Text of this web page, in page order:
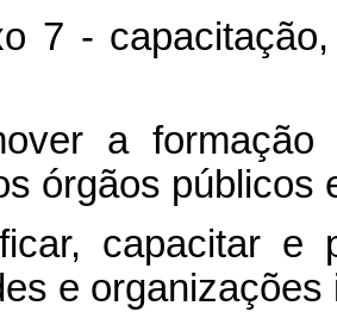
7 -
a
órgãos públicos
capacitar e
e